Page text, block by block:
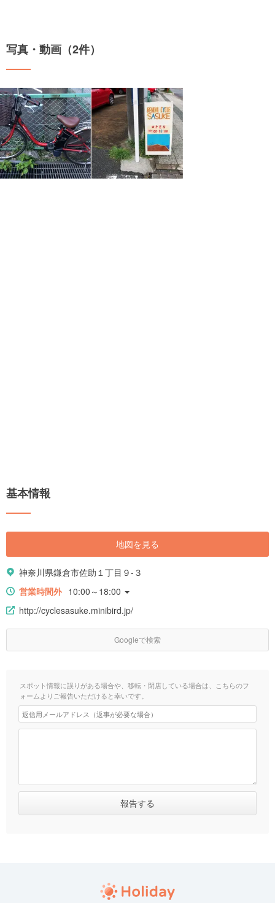
写真・動画（2件）
基本情報
地図を見る
神奈川県鎌倉市佐助１丁目９-３
営業時間外 10:00～18:00
http://cyclesasuke.minibird.jp/
Googleで検索
スポット情報に誤りがある場合や、移転・閉店している場合は、こちらのフ
ォームよりご報告いただけると幸いです。